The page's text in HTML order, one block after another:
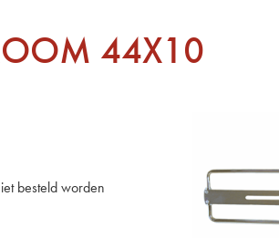
44X10
besteld worden